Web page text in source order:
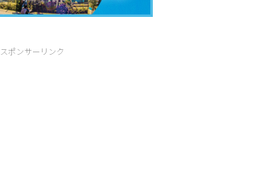
スポンサーリンク